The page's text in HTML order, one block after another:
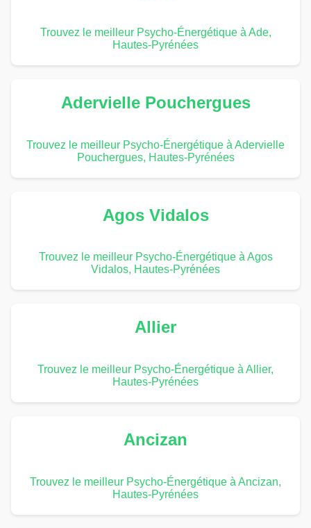
Trouvez le meilleur Psycho-Énergétique à Ade,
Hautes-Pyrénées
Adervielle Pouchergues
Trouvez le meilleur Psycho-Énergétique à Adervielle
Pouchergues, Hautes-Pyrénées
Agos Vidalos
Trouvez le meilleur Psycho-Énergétique à Agos
Vidalos, Hautes-Pyrénées
Allier
Trouvez le meilleur Psycho-Énergétique à Allier,
Hautes-Pyrénées
Ancizan
Trouvez le meilleur Psycho-Énergétique à Ancizan,
Hautes-Pyrénées